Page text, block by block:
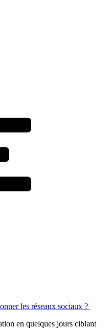
les réseaux sociaux ?
en quelques jours ciblant